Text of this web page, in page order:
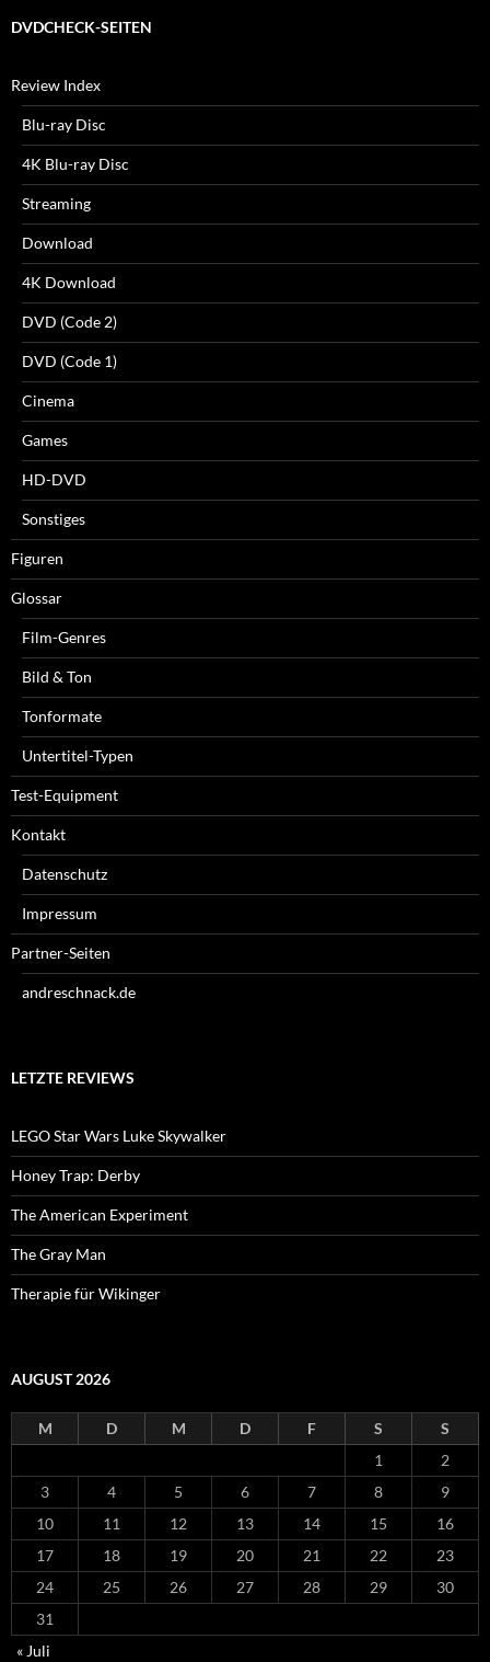
DVDCHECK-SEITEN
Review Index
Blu-ray Disc
4K Blu-ray Disc
Streaming
Download
4K Download
DVD (Code 2)
DVD (Code 1)
Cinema
Games
HD-DVD
Sonstiges
Figuren
Glossar
Film-Genres
Bild & Ton
Tonformate
Untertitel-Typen
Test-Equipment
Kontakt
Datenschutz
Impressum
Partner-Seiten
andreschnack.de
LETZTE REVIEWS
LEGO Star Wars Luke Skywalker
Honey Trap: Derby
The American Experiment
The Gray Man
Therapie für Wikinger
AUGUST 2026
M D M D F S
S
1
2
3
4 5 6 7 8
9
10
11 12 13 14 15
16
17
18 19 20 21 22
23
24
25 26 27 28 29
30
31
« Juli